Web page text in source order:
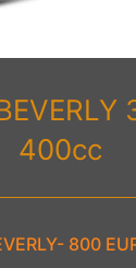
400cc
800